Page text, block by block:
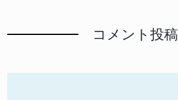
コメント投稿